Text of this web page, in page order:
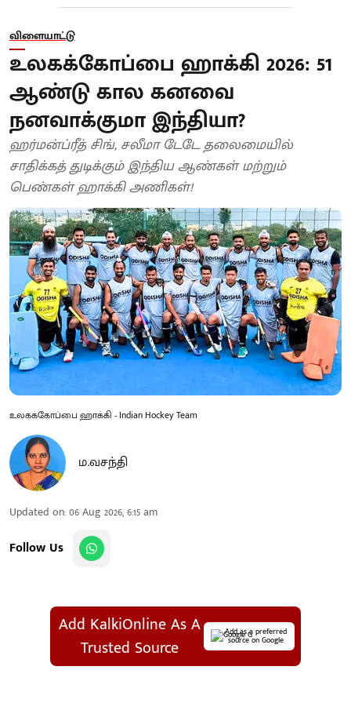
விளையாட்டு
உலகக்கோப்பை ஹாக்கி 2026: 51
ஆண்டு கால கனவை
நனவாக்குமா இந்தியா?
ஹர்மன்ப்ரீத் சிங், சலீமா டேடே தலைமையில்
சாதிக்கத் துடிக்கும் இந்திய ஆண்கள் மற்றும்
பெண்கள் ஹாக்கி அணிகள்!
உலகக்கோப்பை ஹாக்கி - Indian Hockey Team
ம.வசந்தி
Updated on:06 Aug 2026, 6:15 am
Follow Us
Add KalkiOnline As A
Trusted Source
Add as a preferred
source on Google